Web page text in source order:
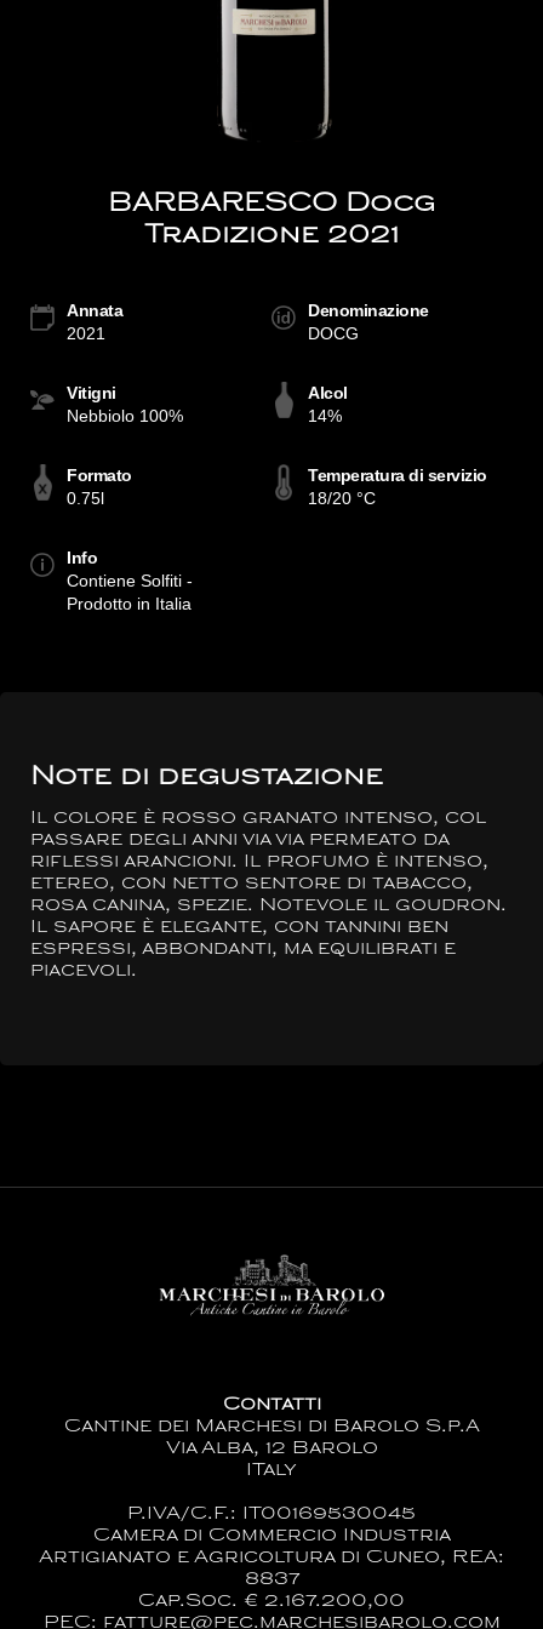
BARBARESCO Docg
Tradizione 2021
Annata
2021
Denominazione
DOCG
Vitigni
Nebbiolo 100%
Alcol
14%
Formato
0.75l
Temperatura di servizio
18/20 °C
Info
Contiene Solfiti -
Prodotto in Italia
Note di degustazione
Il colore è rosso granato intenso, col
passare degli anni via via permeato da
riflessi arancioni. Il profumo è intenso,
etereo, con netto sentore di tabacco,
rosa canina, spezie. Notevole il goudron.
Il sapore è elegante, con tannini ben
espressi, abbondanti, ma equilibrati e
piacevoli.
Contatti
Cantine dei Marchesi di Barolo S.p.A
Via Alba, 12 Barolo
ITaly
P.IVA/C.F.: IT00169530045
Camera di Commercio Industria
Artigianato e Agricoltura di Cuneo, REA:
8837
Cap.Soc. € 2.167.200,00
PEC: fatture@pec.marchesibarolo.com